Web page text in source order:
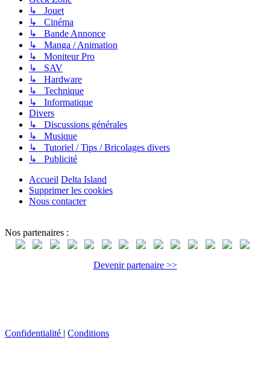
↳ Jouet
↳ Cinéma
↳ Bande Annonce
↳ Manga / Animation
↳ Moniteur Pro
↳ SAV
↳ Hardware
↳ Technique
↳ Informatique
Divers
↳ Discussions générales
↳ Musique
↳ Tutoriel / Tips / Bricolages divers
↳ Publicité
Accueil Delta Island
Supprimer les cookies
Nous contacter
Nos partenaires :
Devenir partenaire >>
Confidentialité Conditions